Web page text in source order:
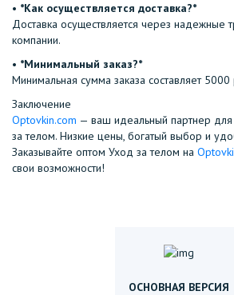
•⁠ ⁠ *Как осуществляется доставка?*
Доставка осуществляется через надежные
компании.
•⁠ ⁠ *Минимальный заказ?*
Минимальная сумма заказа составляет 5000
Заключение
Optovkin.com — ваш идеальный партнер для
за телом. Низкие цены, богатый выбор и
Заказывайте оптом Уход за телом на
свои возможности!
ОСНОВНАЯ ВЕРСИЯ